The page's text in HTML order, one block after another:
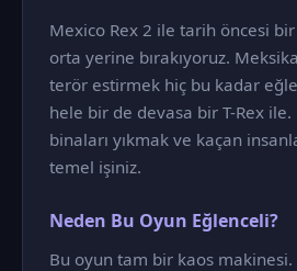
Mexico Rex 2 ile tarih öncesi
orta yerine bırakıyoruz.
terör estirmek hiç bu kadar
hele bir de devasa bir T-Rex ile.
binaları yıkmak ve kaçan
temel işiniz.
Neden Bu Oyun Eğlenceli?
Bu oyun tam bir kaos